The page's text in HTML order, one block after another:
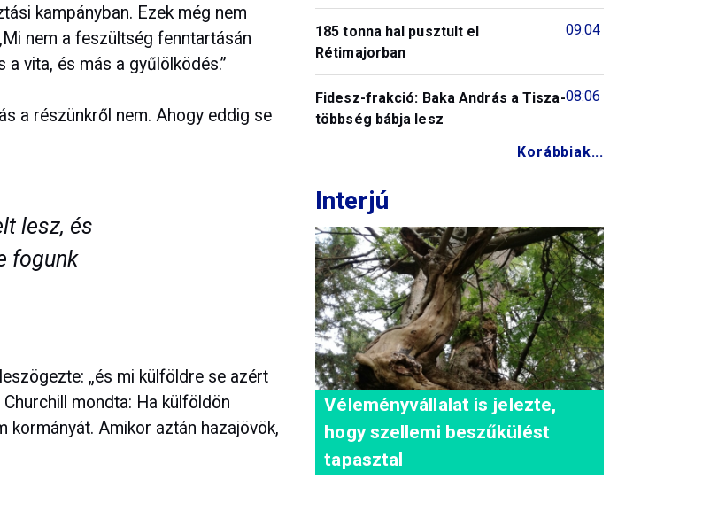
kampányban. Ezek még nem
nem a feszültség fenntartásán
vita, és más a gyűlölködés.”
a részünkről nem. Ahogy eddig se
lesz, és
fogunk
„és mi külföldre se azért
mondta: Ha külföldön
Amikor aztán hazajövök,
09:04
185 tonna hal pusztult el
Rétimajorban
08:06
Fidesz-frakció: Baka András a Tisza-
többség bábja lesz
Korábbiak...
Interjú
Véleményvállalat is jelezte,
hogy szellemi beszűkülést
tapasztal